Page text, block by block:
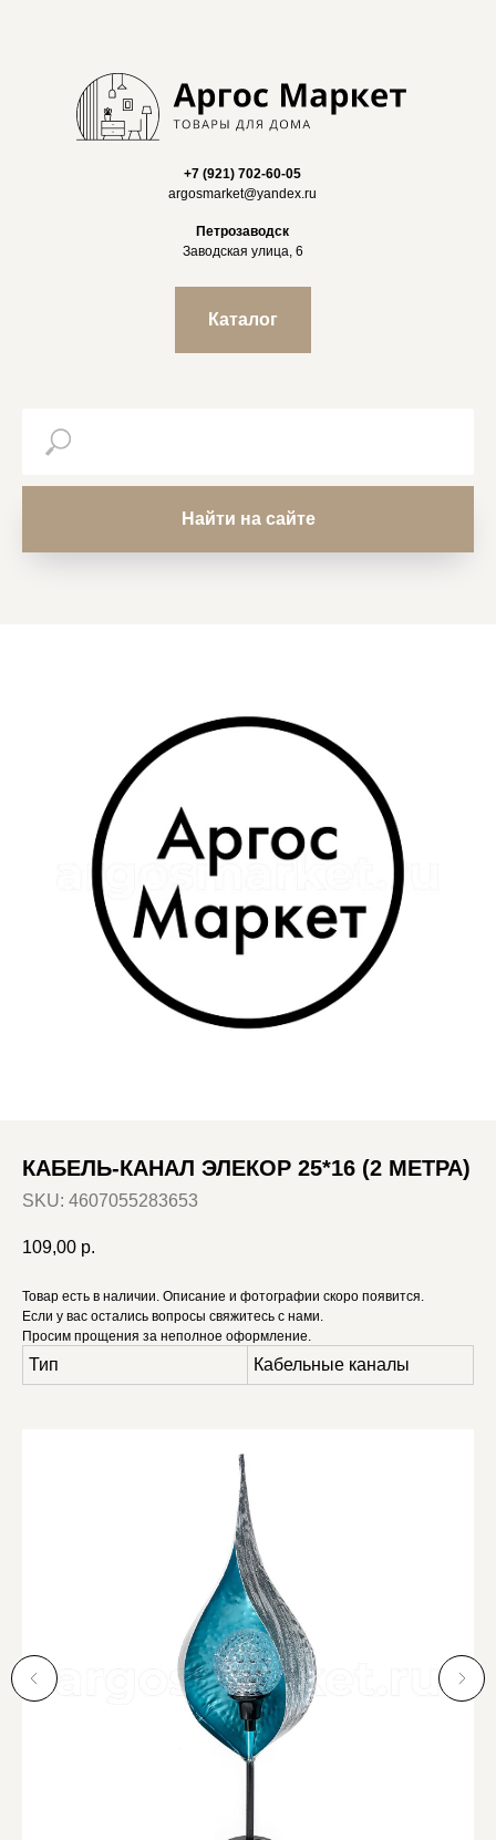
+7 (921) 702-60-05
argosmarket@yandex.ru
Петрозаводск
Заводская улица, 6
Каталог
Найти на сайте
КАБЕЛЬ-КАНАЛ ЭЛЕКОР 25*16 (2 МЕТРА)
SKU: 4607055283653
109,00 р.
Товар есть в наличии. Описание и фотографии скоро появится.
Если у вас остались вопросы свяжитесь с нами.
Просим прощения за неполное оформление.
Тип Кабельные каналы